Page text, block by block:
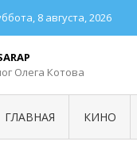
8 августа, 2026
Олега Котова
ГЛАВНАЯ КИНО